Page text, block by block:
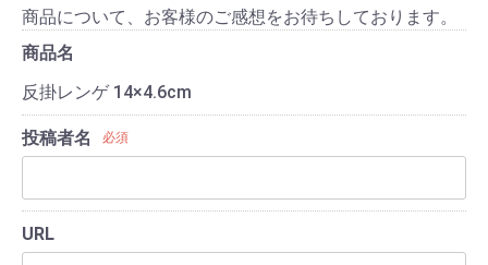
商品について、お客様のご感想をお待ちしております。
商品名
反掛レンゲ 14×4.6cm
投稿者名 必須
URL